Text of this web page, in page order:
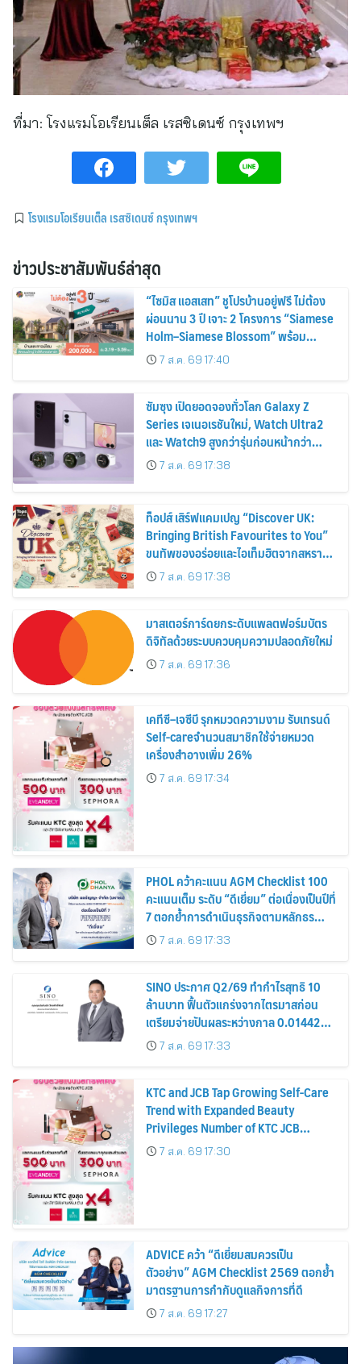
ที่มา: โรงแรมโอเรียนเต็ล เรสซิเดนซ์ กรุงเทพฯ
โรงแรมโอเรียนเต็ล เรสซิเดนซ์ กรุงเทพฯ
ข่าวประชาสัมพันธ์ล่าสุด
“ไซมิส แอสเสท” ชูโปรบ้านอยู่ฟรี ไม่ต้อง
ผ่อนนาน 3 ปี เจาะ 2 โครงการ “Siamese
Holm–Siamese Blossom” พร้อม
ส่วนลดและสิทธิพิเศษถึง 31 สิงหาคม
2569
7 ส.ค. 69 17:40
ซัมซุง เปิดยอดจองทั่วโลก Galaxy Z
Series เจเนอเรชันใหม่, Watch Ultra2
และ Watch9 สูงกว่ารุ่นก่อนหน้ากว่า
30%7 ส.ค. 69 17:38
ท็อปส์ เสิร์ฟแคมเปญ “Discover UK:
Bringing British Favourites to You”
ขนทัพของอร่อยและไอเท็มฮิตจากสหราช
อาณาจักร ส่งตรงถึงมือตั้งแต่วันนี้ – 18
สิงหาคมนี้
7 ส.ค. 69 17:38
มาสเตอร์การ์ดยกระดับแพลตฟอร์มบัตร
ดิจิทัลด้วยระบบควบคุมความปลอดภัยใหม่
7 ส.ค. 69 17:36
เคทีซี–เจซีบี รุกหมวดความงาม รับเทรนด์
Self-careจำนวนสมาชิกใช้จ่ายหมวด
เครื่องสำอางเพิ่ม 26%
7 ส.ค. 69 17:34
PHOL คว้าคะแนน AGM Checklist 100
คะแนนเต็ม ระดับ “ดีเยี่ยม” ต่อเนื่องเป็นปีที่
7 ตอกย้ำการดำเนินธุรกิจตามหลักธร
รมาภิบาล โปร่งใส สร้างความเชื่อมั่นผู้ถือ
หุ้น
7 ส.ค. 69 17:33
SINO ประกาศ Q2/69 ทำกำไรสุทธิ 10
ล้านบาท ฟื้นตัวแกร่งจากไตรมาสก่อน
เตรียมจ่ายปันผลระหว่างกาล 0.014423
บาทต่อหุ้น ครึ่งปีหลังมุ่งเติบโตต่อเนื่อง
7 ส.ค. 69 17:33
KTC and JCB Tap Growing Self-Care
Trend with Expanded Beauty
Privileges Number of KTC JCB
Cardmembers Spending on
Cosmetics Rises 26%
7 ส.ค. 69 17:30
ADVICE คว้า “ดีเยี่ยมสมควรเป็น
ตัวอย่าง” AGM Checklist 2569 ตอกย้ำ
มาตรฐานการกำกับดูแลกิจการที่ดี
7 ส.ค. 69 17:27